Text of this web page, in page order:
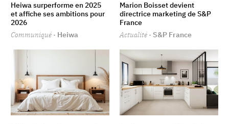
Heiwa surperforme en 2025
et affiche ses ambitions pour
2026
Communiqué · Heiwa
Marion Boisset devient
directrice marketing de S&P
France
Actualité · S&P France